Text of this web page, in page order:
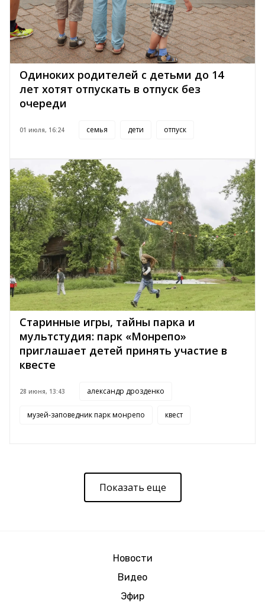
Одиноких родителей с детьми до 14
лет хотят отпускать в отпуск без
очереди
01 июля, 16:24 семья дети отпуск
Старинные игры, тайны парка и
мультстудия: парк «Монрепо»
приглашает детей принять участие в
квесте
28 июня, 13:43 александр дрозденко
музей-заповедник парк монрепо квест
Показать еще
Новости
Видео
Эфир